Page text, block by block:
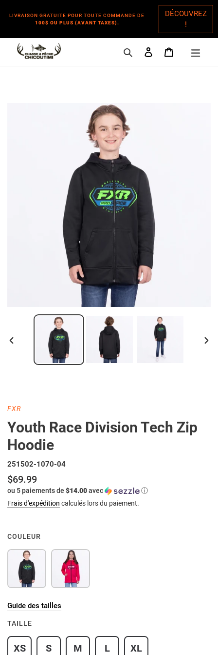
LIVRAISON GRATUITE POUR TOUTE COMMANDE DE
100$ OU PLUS (AVANT TAXES).
DÉCOUVREZ
!
RechercherSe connecter
Panier
DIAPOSITIVE
PRÉCÉDENTE
DISTRIBUTEUR
FXR
Youth Race Division Tech Zip
Hoodie
251502-1070-04
Prix
normal
$69.99
ou 5 paiements de $14.00avec
ⓘ
Frais d'expédition calculés lors du paiement.
COULEUR
Guide des tailles
TAILLE
XS S M L XL